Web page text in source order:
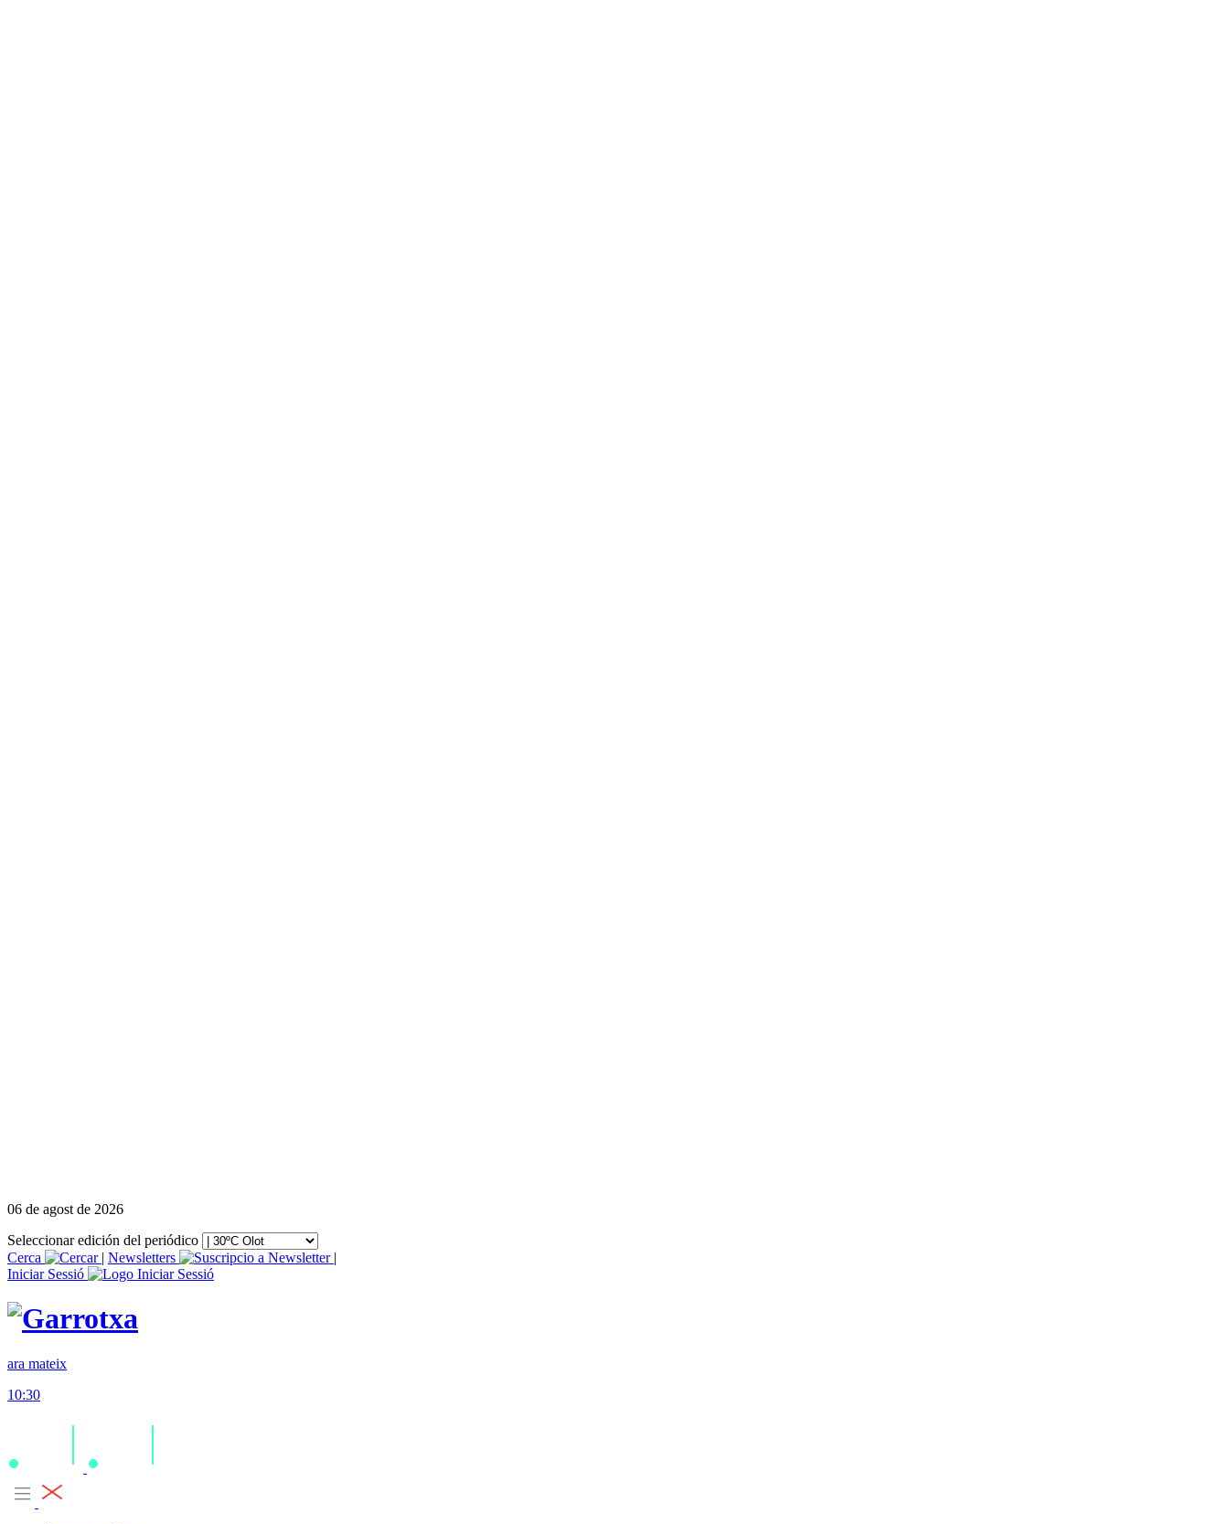
06 de agost de 2026
Seleccionar edición del periódico
Cerca
| Newsletters
|
Iniciar Sessió
ara mateix
10:30